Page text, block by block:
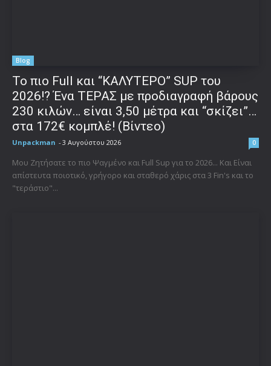
Blog
To πιο Full και “ΚΑΛΥΤΕΡΟ” SUP του
2026!? Ένα ΤΕΡΑΣ με προδιαγραφή βάρους
230 κιλών… είναι 3,50 μέτρα και “σκίζει”…
στα 172€ κομπλέ! (Βίντεο)
Unpackman - 3 Αυγούστου 2026 0
Μου Ζητήσατε το πιο Ψαγμένο και Full Sup για το 2026... Και Είναι
απίστευτα ποιοτικό, γρήγορο και σταθερό χάρις στα 3 Fin's και το
"τεράστιο"...